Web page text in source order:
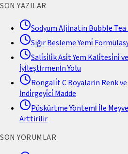
SON YAZILAR
Sodyum Alji̇natin Bubble
Sığır Besleme Yemi̇
Sali̇si̇li̇k Asi̇t Yem Kali̇tesi̇ni̇
İyi̇leşti̇rmeni̇n Yolu
Rongali̇t C Boyalarin Renk
İndi̇rgeyi̇ci̇ Madde
Püskürtme Yöntemi̇ İle
Arttirilir
SON YORUMLAR